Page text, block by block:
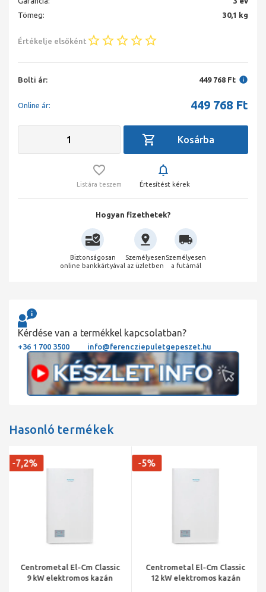
Tömeg:
30,1 kg
Értékelje elsőként
Bolti ár: 449 768 Ft
Online ár: 449 768 Ft
Listára teszem Értesítést kérek
Hogyan fizethetek?
Biztonságosan
online bankkártyával
Személyesen
az üzletben
Személyesen
a futárnál
Kérdése van a termékkel kapcsolatban?
+36 1 700 3500 info@ferencziepuletgepeszet.hu
Hasonló termékek
Centrometal El-Cm Classic
9 kW elektromos kazán
-7,2%
Centrometal El-Cm Classic
12 kW elektromos kazán
-5%